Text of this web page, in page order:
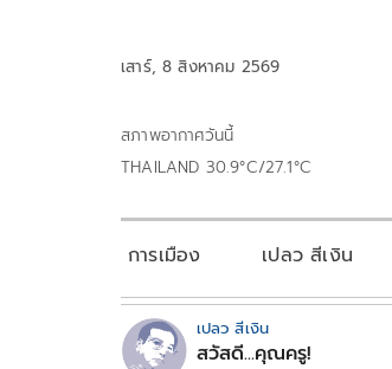
เสาร์, 8 สิงหาคม 2569
สภาพอากาศวันนี้
THAILAND 30.9°C/27.1°C
การเมือง เปลว สีเงิน
เปลว สีเงิน
สวัสดี...คุณครู!